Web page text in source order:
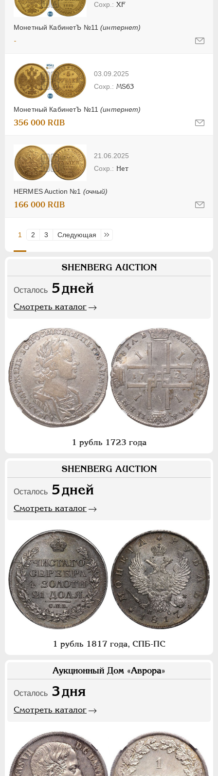
Монетный КабинетЪ №11(интернет)
XF
-
03.09.2025
Монетный КабинетЪ №11(интернет)
MS63
356 000 RUB
21.06.2025
HERMES Auction №1 (очный)
Нет
166 000 RUB
1 2 3 Следующая Последняя
SHENBERG AUCTION
Осталось 5дней
Смотреть каталог
1 рубль 1723 года
SHENBERG AUCTION
Осталось 5дней
Смотреть каталог
1 рубль 1817 года, СПБ-ПС
Аукционный Дом «Аврора»
Осталось 3дня
Смотреть каталог